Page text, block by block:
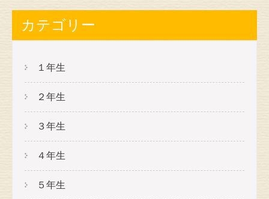
カテゴリー
１年生
２年生
３年生
４年生
５年生